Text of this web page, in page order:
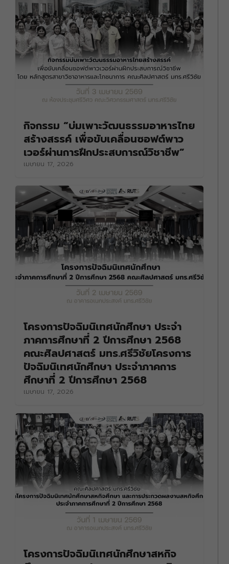
กิจกรรม “บ่มเพาะวัฒนธรรมอาหารไทย
สร้างสรรค์ เพื่อขับเคลื่อนซอฟต์พาว
เวอร์ผ่านการฝึกประสบการณ์วิชาชีพ”
เมษายน 17, 2026
โครงการปัจฉิมนิเทศนักศึกษา ประจำ
ภาคการศึกษาที่ 2 ปีการศึกษา 2568
คณะศิลปศาสตร์ มทร.ศรีวิชัยโครงการ
ปัจฉิมนิเทศนักศึกษา ประจำภาคการ
ศึกษาที่ 2 ปีการศึกษา 2568
เมษายน 17, 2026
โครงการปัจฉิมนิเทศนักศึกษาสหกิจ